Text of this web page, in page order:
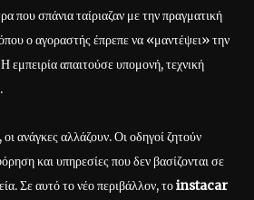
που σπάνια ταίριαζαν με την πραγματική
ο αγοραστής έπρεπε να «μαντέψει» την
εμπειρία απαιτούσε υπομονή, τεχνική
ανάγκες αλλάζουν. Οι οδηγοί ζητούν
και υπηρεσίες που δεν βασίζονται σε
Σε αυτό το νέο περιβάλλον, τοinstacar